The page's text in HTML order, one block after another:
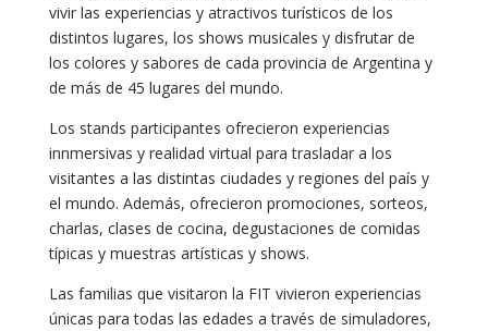
vivir las experiencias y atractivos turísticos de los
distintos lugares, los shows musicales y disfrutar de
los colores y sabores de cada provincia de Argentina y
de más de 45 lugares del mundo.
Los stands participantes ofrecieron experiencias
innmersivas y realidad virtual para trasladar a los
visitantes a las distintas ciudades y regiones del país y
el mundo. Además, ofrecieron promociones, sorteos,
charlas, clases de cocina, degustaciones de comidas
típicas y muestras artísticas y shows.
Las familias que visitaron la FIT vivieron experiencias
únicas para todas las edades a través de simuladores,